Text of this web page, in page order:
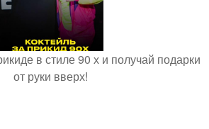
в стиле 90 х и получай подарки
от руки вверх!